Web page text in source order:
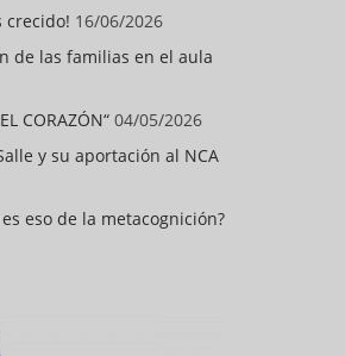
crecido! 16/06/2026
de las familias en el aula
CORAZÓN“ 04/05/2026
y su aportación al NCA
eso de la metacognición?